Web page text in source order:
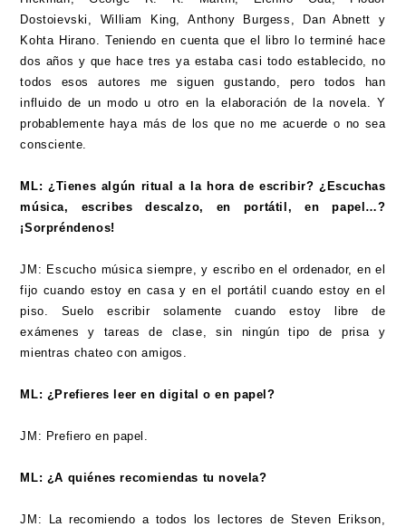
Dostoievski, William King, Anthony Burgess, Dan Abnett y
Kohta Hirano. Teniendo en cuenta que el libro lo terminé hace
dos años y que hace tres ya estaba casi todo establecido, no
todos esos autores me siguen gustando, pero todos han
influido de un modo u otro en la elaboración de la novela. Y
probablemente haya más de los que no me acuerde o no sea
consciente.
ML: ¿Tienes algún ritual a la hora de escribir? ¿Escuchas
música, escribes descalzo, en portátil, en papel…?
¡Sorpréndenos!
JM: Escucho música siempre, y escribo en el ordenador, en el
fijo cuando estoy en casa y en el portátil cuando estoy en el
piso. Suelo escribir solamente cuando estoy libre de
exámenes y tareas de clase, sin ningún tipo de prisa y
mientras chateo con amigos.
ML: ¿Prefieres leer en digital o en papel?
JM: Prefiero en papel.
ML: ¿A quiénes recomiendas tu novela?
JM: La recomiendo a todos los lectores de Steven Erikson,